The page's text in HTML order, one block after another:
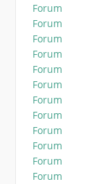
Forum
Forum
Forum
Forum
Forum
Forum
Forum
Forum
Forum
Forum
Forum
Forum